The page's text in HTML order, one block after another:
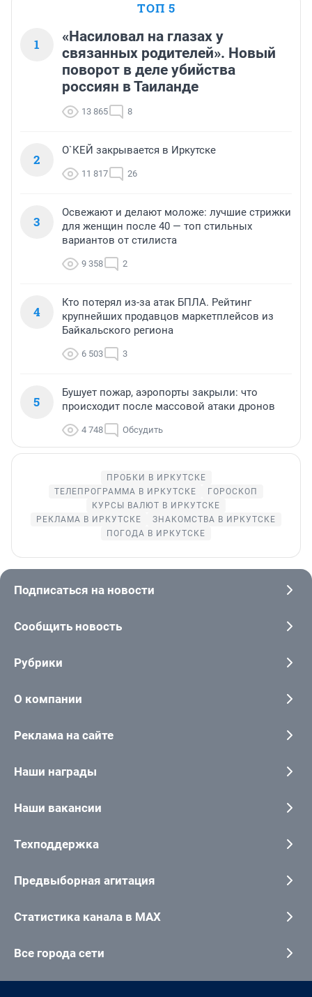
ТОП 5
1
«Насиловал на глазах у
связанных родителей». Новый
поворот в деле убийства
россиян в Таиланде
13 865 8
2
О`КЕЙ закрывается в Иркутске
11 817 26
3
Освежают и делают моложе: лучшие стрижки
для женщин после 40 — топ стильных
вариантов от стилиста
9 358 2
4
Кто потерял из-за атак БПЛА. Рейтинг
крупнейших продавцов маркетплейсов из
Байкальского региона
6 503 3
5
Бушует пожар, аэропорты закрыли: что
происходит после массовой атаки дронов
4 748 Обсудить
ПРОБКИ В ИРКУТСКЕ
ТЕЛЕПРОГРАММА В ИРКУТСКЕ
ГОРОСКОП
КУРСЫ ВАЛЮТ В ИРКУТСКЕ
РЕКЛАМА В ИРКУТСКЕ
ЗНАКОМСТВА В ИРКУТСКЕ
ПОГОДА В ИРКУТСКЕ
Подписаться на новости
Сообщить новость
Рубрики
О компании
Реклама на сайте
Наши награды
Наши вакансии
Техподдержка
Предвыборная агитация
Статистика канала в MAX
Все города сети